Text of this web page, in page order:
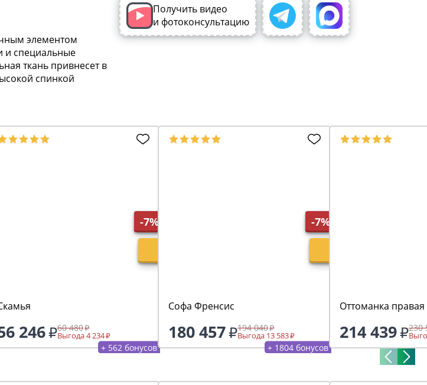
элементом
и специальные
ткань привнесет в
спинкой
Получить видео
и фотоконсультацию
-7%
246 60 480
Выгода 4 234
+ 562 бонусов
-7%
Софа Френсис
180 457 194 040
Выгода 13 583
+ 1804 бонусов
Оттоманка правая
214 439 230